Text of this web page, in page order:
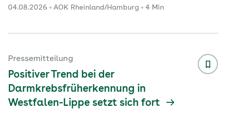
weiterhin schwierige Zeiten. Viele Gäste schauen auf
Fachpersonal sind schwer zu finden.
Situation: In den Hotels, Pensionen und Gasthöfen
lag der Krankenstand im Jahr 2025 mit 5,9 Prozent
04.08.2026 AOK Rheinland/Hamburg 4 Min
Pressemitteilung
Positiver Trend bei der
Darmkrebsfrüherkennung in
Westfalen-Lippe setzt sich fort